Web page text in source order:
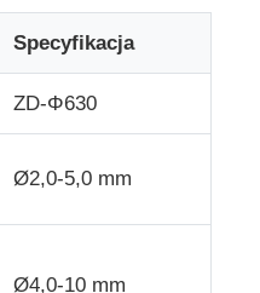
Specyfikacja
ZD-Φ630
Ø2,0-5,0 mm
Ø4,0-10 mm